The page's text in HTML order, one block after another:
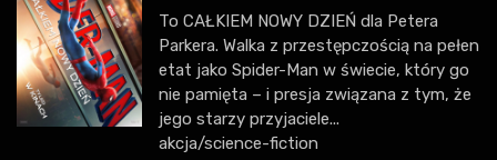
To CAŁKIEM NOWY DZIEŃ dla Petera
Parkera. Walka z przestępczością na pełen
etat jako Spider-Man w świecie, który go
nie pamięta – i presja związana z tym, że
jego starzy przyjaciele...
akcja/science-fiction